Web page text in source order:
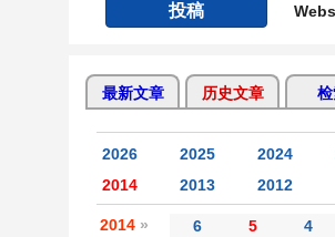
投稿
最新文章 历史文章
2026 2025 2024
2014
2013 2012
2014 » 6 5 4